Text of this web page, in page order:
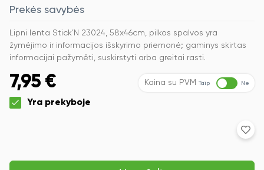
Prekės savybės
Lipni lenta Stick´N 23024, 58x46cm, pilkos spalvos yra
žymėjimo ir informacijos išskyrimo priemonė; gaminys skirtas
informacijai pažymėti, suskirstyti arba greitai rasti.
7,95 € Kaina su PVM Taip Ne
Yra prekyboje
lenta